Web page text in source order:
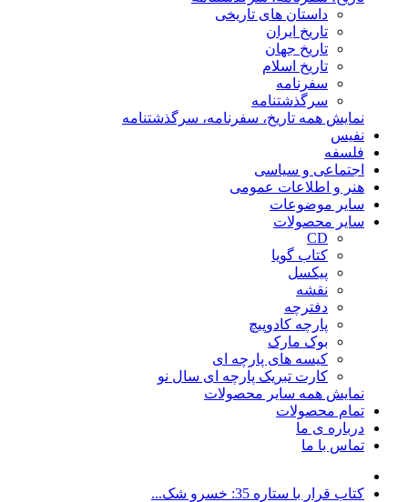
داستان های تاریخی
تاریخ ایران
تاریخ جهان
تاریخ اسلام
سفرنامه
سرگذشتنامه
نمایش همه تاریخ، سفرنامه، سرگذشتنامه
نفیس
فلسفه
اجتماعی و سیاسی
هنر و اطلاعات عمومی
سایر موضوعات
سایر محصولات
CD
کتاب گویا
پیکسل
نقشه
دفترچه
پارچه کادوپیچ
بوک مارک
کیسه های پارچه ای
کارت تبریک پارچه ای سال نو
نمایش همه سایر محصولات
تمام محصولات
درباره ی ما
تماس با ما
کتاب قرار با ستاره 35: خسرو شک...